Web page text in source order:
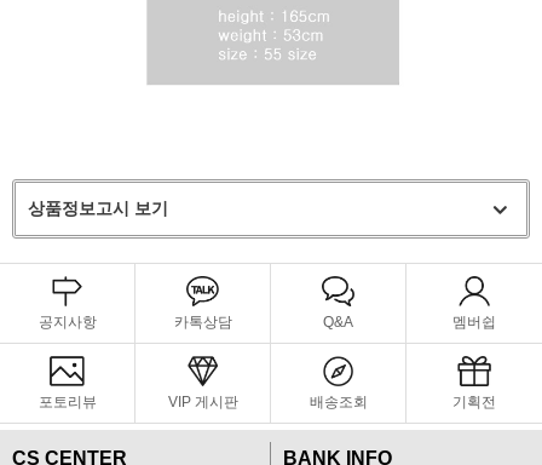
상품정보고시 보기
공지사항 카톡상담 Q&A 멤버쉽
포토리뷰 VIP 게시판 배송조회 기획전
CS CENTER BANK INFO